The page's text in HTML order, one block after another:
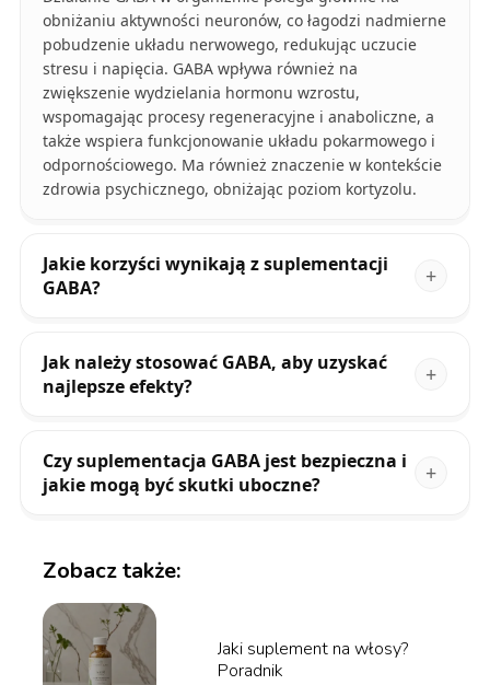
obniżaniu aktywności neuronów, co łagodzi nadmierne
pobudzenie układu nerwowego, redukując uczucie
stresu i napięcia. GABA wpływa również na
zwiększenie wydzielania hormonu wzrostu,
wspomagając procesy regeneracyjne i anaboliczne, a
także wspiera funkcjonowanie układu pokarmowego i
odpornościowego. Ma również znaczenie w kontekście
zdrowia psychicznego, obniżając poziom kortyzolu.
Jakie korzyści wynikają z suplementacji
GABA?
Jak należy stosować GABA, aby uzyskać
najlepsze efekty?
Czy suplementacja GABA jest bezpieczna i
jakie mogą być skutki uboczne?
Zobacz także:
Jaki suplement na włosy?
Poradnik